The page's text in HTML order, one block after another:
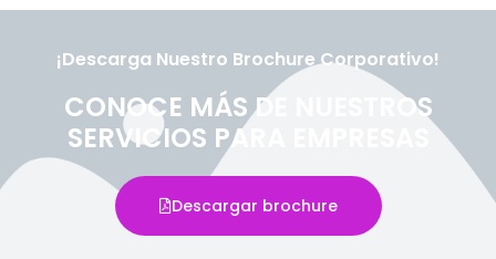
¡Descarga Nuestro Brochure Corporativo!
CONOCE MÁS DE NUESTROS
SERVICIOS PARA EMPRESAS
Descargar brochure